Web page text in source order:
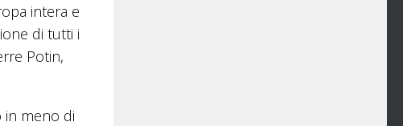
intera e
di tutti i
Potin,
in meno di